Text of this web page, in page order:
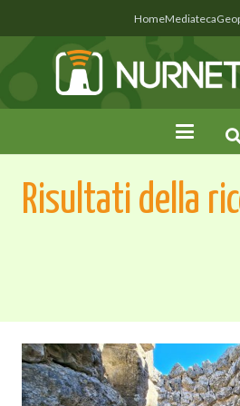
HomeMediateca
Risultati della